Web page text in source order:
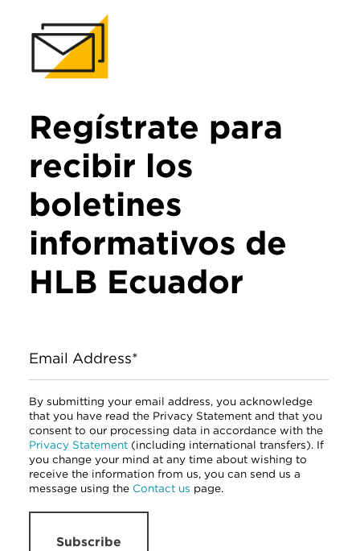
Regístrate para
recibir los
boletines
informativos de
HLB Ecuador
Email Address*
By submitting your email address, you acknowledge
that you have read the Privacy Statement and that you
consent to our processing data in accordance with the
Privacy Statement (including international transfers). If
you change your mind at any time about wishing to
receive the information from us, you can send us a
message using the Contact us page.
Subscribe